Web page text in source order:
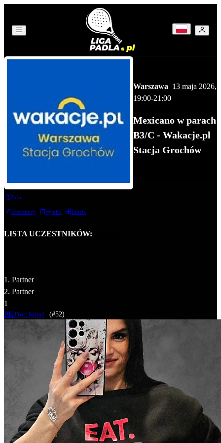
Warszawa 13 maja 2026,
19:00-21:00
Mexicano w parach
B3/C - Wakacje.pl
Stacja Grochów
Info
Uczestnicy Wyniki Tabela
LISTA UCZESTNIKÓW:
1. Partner
2. Partner
1
PKPiotr Kniaź (#52)